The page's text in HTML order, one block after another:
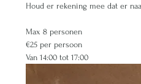
Houd er rekening mee dat er
Max 8 personen
€25 per persoon
Van 14:00 tot 17:00